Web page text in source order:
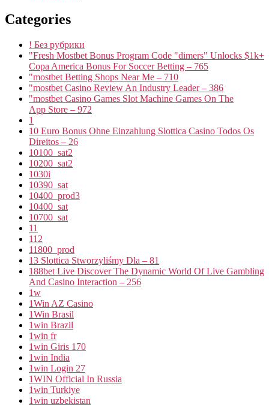
Categories
! Без рубрики
"Fresh Mostbet Bonus Program Code "dimers" Unlocks $1k+
Copa America Bonus For Soccer Betting – 765
"mostbet Betting Shops Near Me – 710
"mostbet Casino Review An Industry Leader – 386
"‎mostbet Casino Games Slot Machine Games On The
App Store – 972
1
10 Euro Bonus Ohne Einzahlung Slottica Casino Todos Os
Direitos – 26
10100_sat2
10200_sat2
1030i
10390_sat
10400_prod3
10400_sat
10700_sat
11
112
11800_prod
13 Slottica Stworzyliśmy Dla – 81
188bet Live Discover The Dynamic World Of Live Gambling
And Casino Interaction – 256
1w
1Win AZ Casino
1Win Brasil
1win Brazil
1win fr
1win Giris 170
1win India
1win Login 27
1WIN Official In Russia
1win Turkiye
1win uzbekistan